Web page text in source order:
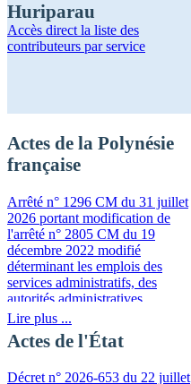
Huriparau
Accès direct la liste des
contributeurs par service
Actes de la Polynésie
française
Arrêté n° 1296 CM du 31 juillet
2026 portant modification de
l'arrêté n° 2805 CM du 19
décembre 2022 modifié
déterminant les emplois des
services administratifs, des
autorités administratives
indépendantes et des
établissements publics à
caractère administratif pouvant
sujétions spéciales
Lire plus ...
Actes de l'État
Décret n° 2026-653 du 22 juillet